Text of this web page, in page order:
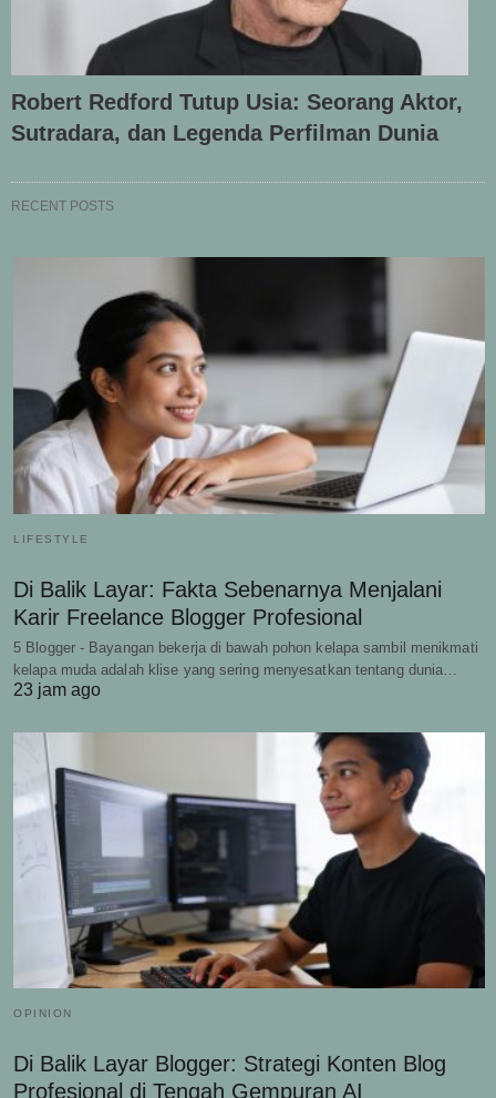
Robert Redford Tutup Usia: Seorang Aktor,
Sutradara, dan Legenda Perfilman Dunia
RECENT POSTS
LIFESTYLE
Di Balik Layar: Fakta Sebenarnya Menjalani
Karir Freelance Blogger Profesional
5 Blogger - Bayangan bekerja di bawah pohon kelapa sambil menikmati
kelapa muda adalah klise yang sering menyesatkan tentang dunia…
23 jam ago
OPINION
Di Balik Layar Blogger: Strategi Konten Blog
Profesional di Tengah Gempuran AI